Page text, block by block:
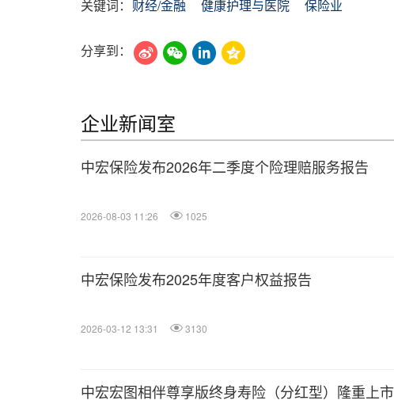
关键词： 财经/金融 健康护理与医院 保险业
分享到：
企业新闻室
中宏保险发布2026年二季度个险理赔服务报告
2026-08-03 11:26 1025
中宏保险发布2025年度客户权益报告
2026-03-12 13:31 3130
中宏宏图相伴尊享版终身寿险（分红型）隆重上市